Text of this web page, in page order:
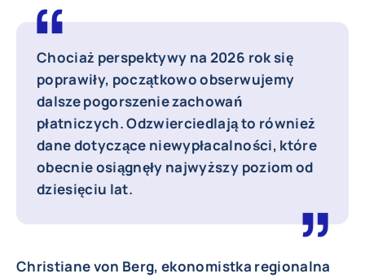
Chociaż perspektywy na 2026 rok się
poprawiły, początkowo obserwujemy
dalsze pogorszenie zachowań
płatniczych. Odzwierciedlają to również
dane dotyczące niewypłacalności, które
obecnie osiągnęły najwyższy poziom od
dziesięciu lat.
Christiane von Berg, ekonomistka regionalna